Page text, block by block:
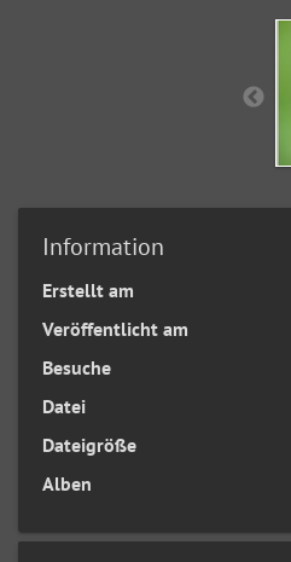
Information
Erstellt am
Veröffentlicht am
Besuche
Datei
Dateigröße
Alben